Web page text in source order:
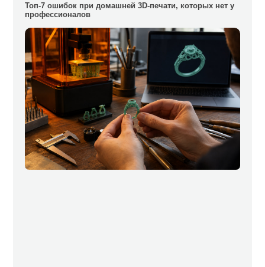
Топ-7 ошибок при домашней 3D-печати, которых нет у
профессионалов